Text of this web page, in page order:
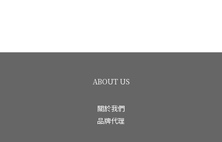
ABOUT US
關於我們
品牌代理